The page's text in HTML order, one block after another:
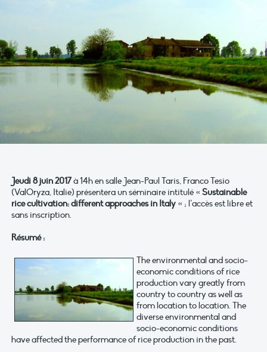
Jeudi 8 juin 2017à 14h en salle Jean-Paul Taris, Franco Tesio
(ValOryza, Italie) présentera un séminaire intitulé « Sustainable
rice cultivation: different approaches in Italy « ; l’accès est libre et
sans inscription.
Résumé :
The environmental and socio-
economic conditions of rice
production vary greatly from
country to country as well as
from location to location. The
diverse environmental and
socio-economic conditions
have affected the performance of rice production in the past.